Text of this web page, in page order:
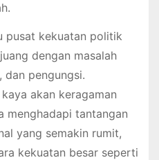
pusat kekuatan politik
dengan masalah
dan pengungsi.
akan keragaman
menghadapi tantangan
yang semakin rumit,
kekuatan besar seperti